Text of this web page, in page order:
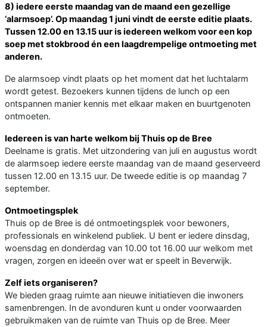
8) iedere eerste maandag van de maand een gezellige
‘alarmsoep’. Op maandag 1 juni vindt de eerste editie plaats.
Tussen 12.00 en 13.15 uur is iedereen welkom voor een kop
soep met stokbrood én een laagdrempelige ontmoeting met
anderen.
De alarmsoep vindt plaats op het moment dat het luchtalarm
wordt getest. Bezoekers kunnen tijdens de lunch op een
ontspannen manier kennis met elkaar maken en buurtgenoten
ontmoeten.
Iedereen is van harte welkom bij Thuis op de Bree
Deelname is gratis. Met uitzondering van juli en augustus wordt
de alarmsoep iedere eerste maandag van de maand geserveerd
tussen 12.00 en 13.15 uur. De tweede editie is op maandag 7
september.
Ontmoetingsplek
Thuis op de Bree is dé ontmoetingsplek voor bewoners,
professionals en winkelend publiek. U bent er iedere dinsdag,
woensdag en donderdag van 10.00 tot 16.00 uur welkom met
vragen, zorgen en ideeën over wat er speelt in Beverwijk.
Zelf iets organiseren?
We bieden graag ruimte aan nieuwe initiatieven die inwoners
samenbrengen. In de avonduren kunt u onder voorwaarden
gebruikmaken van de ruimte van Thuis op de Bree. Meer